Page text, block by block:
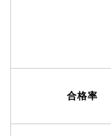
合格率